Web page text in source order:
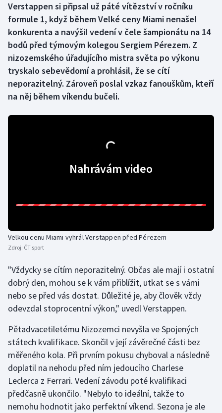
Curling
Dostihy
Florbal
Futsal
Judo
Krasobruslení
Lezení
Lyže a snowboard
Moderní pětiboj
Motorsport
Olympijské hry
Parasport
Plavání
Verstappen si připsal už páté vítězství v ročníku
formule 1, když během Velké ceny Miami nenašel
konkurenta a navýšil vedení v čele šampionátu na 14
bodů před týmovým kolegou Sergiem Pérezem. Z
nizozemského úřadujícího mistra světa po výkonu
tryskalo sebevědomí a prohlásil, že se cítí
neporazitelný. Zároveň poslal vzkaz fanouškům, kteří
na něj během víkendu bučeli.
Nahrávám video
Velkou cenu Miami vyhrál Verstappen před Pérezem
Zdroj: ČT sport
"Vždycky se cítím neporazitelný. Občas ale mají i ostatní
dobrý den, mohou se k vám přiblížit, utkat se s vámi
nebo se před vás dostat. Důležité je, aby člověk vždy
odevzdal stoprocentní výkon," uvedl Verstappen.
Pětadvacetiletému Nizozemci nevyšla ve Spojených
státech kvalifikace. Skončil v její závěrečné části bez
měřeného kola. Při prvním pokusu chyboval a následně
doplatil na nehodu před ním jedoucího Charlese
Leclerca z Ferrari. Vedení závodu poté kvalifikaci
předčasně ukončilo. "Nebylo to ideální, takže to
nemohu hodnotit jako perfektní víkend. Sezona je ale